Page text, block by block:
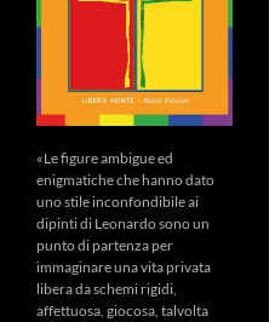
«Le figure ambigue ed
enigmatiche che hanno dato
uno stile inconfondibile ai
dipinti di Leonardo sono un
punto di partenza per
immaginare una vita privata
libera da schemi rigidi,
affettuosa, giocosa, talvolta